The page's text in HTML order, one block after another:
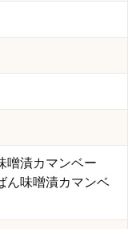
噌漬カマンベー
ん味噌漬カマンベ